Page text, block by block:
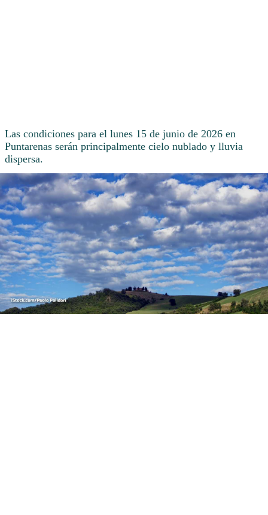
Las condiciones para el lunes 15 de junio de 2026 en
Puntarenas serán principalmente cielo nublado y lluvia
dispersa.